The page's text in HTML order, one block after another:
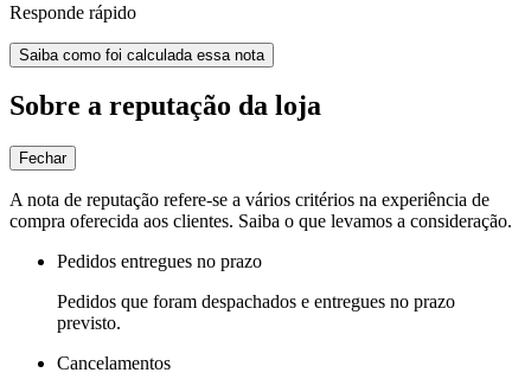
Responde rápido
Saiba como foi calculada essa nota
Sobre a reputação da loja
Fechar
A nota de reputação refere-se a vários critérios na experiência de
compra oferecida aos clientes. Saiba o que levamos a consideração.
Pedidos entregues no prazo
Pedidos que foram despachados e entregues no prazo
previsto.
Cancelamentos